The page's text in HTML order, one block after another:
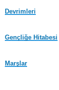
Devrimleri
Gençliğe Hitabesi
Marşlar